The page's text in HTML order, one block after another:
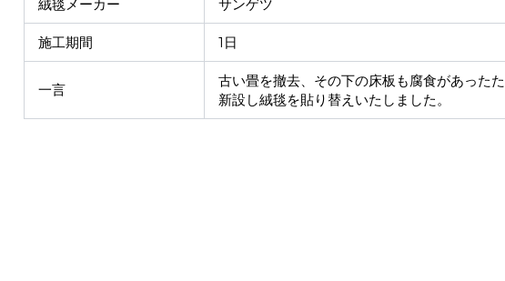
絨毯メーカー サンゲツ
施工期間 1日
一言
古い畳を撤去、その下の床板も腐食があった
新設し絨毯を貼り替えいたしました。